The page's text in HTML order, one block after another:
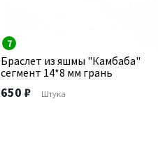
7
Браслет из яшмы "Камбаба"
сегмент 14*8 мм грань
650 ₽ Штука